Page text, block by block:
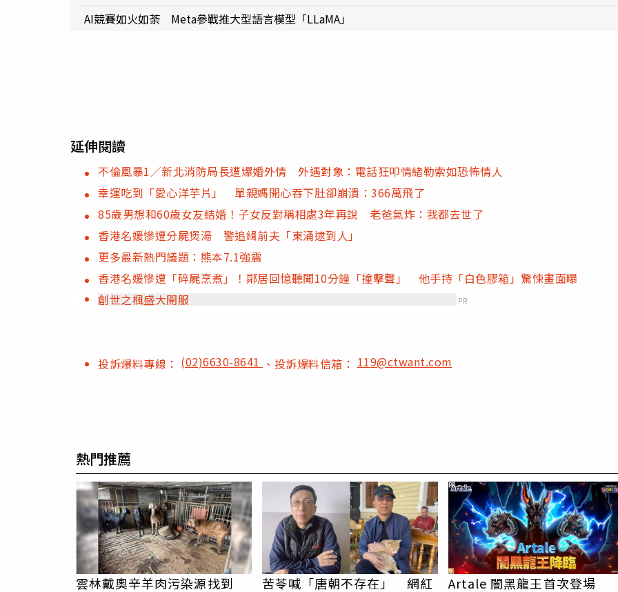
AI競賽如火如荼 Meta參戰推大型語言模型「LLaMA」
延伸閱讀
不倫風暴1／新北消防局長遭爆婚外情 外遇對象：電話狂叩情緒勒索如恐怖情人
幸運吃到「愛心洋芋片」 單親媽開心吞下肚卻崩潰：366萬飛了
85歲男想和60歲女友結婚！子女反對稱相處3年再說 老爸氣炸：我都去世了
香港名媛慘遭分屍煲湯 警追緝前夫「東涌逮到人」
更多最新熱門議題：熊本7.1強震
香港名媛慘遭「碎屍烹煮」！鄰居回憶聽聞10分鐘「撞擊聲」 他手持「白色膠箱」驚悚畫面曝
創世之楓盛大開服
PR
投訴爆料專線： (02)6630-8641 、投訴爆料信箱：119@ctwant.com
熱門推薦
雲林戴奧辛羊肉污染源找到
苦苓喊「唐朝不存在」 網紅
Artale 闇黑龍王首次登場
PR